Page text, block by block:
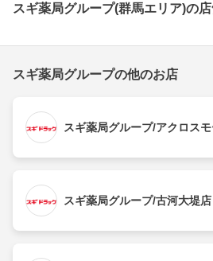
スギ薬局グループ(群馬エリア)の
スギ薬局グループの他のお店
スギ薬局グループ/アクロス
スギ薬局グループ/古河大堤店